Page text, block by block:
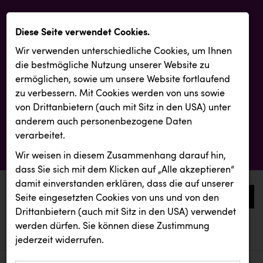
0
aktuelle aussendungen
aktuelle aussendungen
Diese Seite verwendet Cookies.
Wir verwenden unterschiedliche Cookies, um Ihnen
die best­mögliche Nutzung unserer Website zu
ermöglichen, sowie um unsere Website fortlaufend
zu verbessern. Mit Cookies werden von uns sowie
von Drittanbietern (auch mit Sitz in den USA) unter
anderem auch personenbezogene Daten
verarbeitet.
Wir weisen in diesem Zusammenhang darauf hin,
dass Sie sich mit dem Klicken auf „Alle akzeptieren“
damit ein­ver­standen erklären, dass die auf unserer
Seite eingesetzten Cookies von uns und von den
Drittanbietern (auch mit Sitz in den USA) verwendet
werden dürfen. Sie können diese Zustimmung
jederzeit widerrufen.